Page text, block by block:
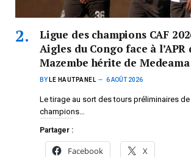
Ligue des champions CAF
Aigles du Congo face à l’APR
Mazembe hérite de
BY LE HAUTPANEL 6 AOÛT 2026
Le tirage au sort des tours préliminaires
champions…
Partager :
Facebook X